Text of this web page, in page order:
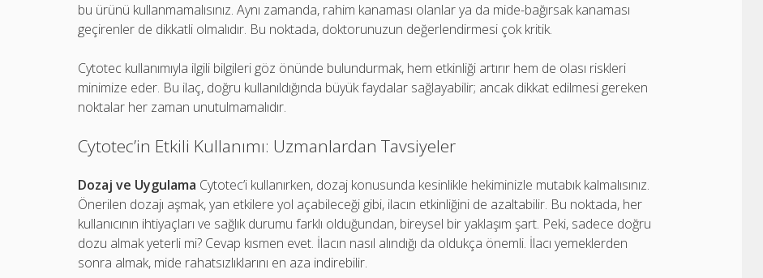
bu ürünü kullanmamalısınız. Aynı zamanda, rahim kanaması olanlar ya da mide-bağırsak kanaması
geçirenler de dikkatli olmalıdır. Bu noktada, doktorunuzun değerlendirmesi çok kritik.
Cytotec kullanımıyla ilgili bilgileri göz önünde bulundurmak, hem etkinliği artırır hem de olası riskleri
minimize eder. Bu ilaç, doğru kullanıldığında büyük faydalar sağlayabilir; ancak dikkat edilmesi gereken
noktalar her zaman unutulmamalıdır.
Cytotec’in Etkili Kullanımı: Uzmanlardan Tavsiyeler
Dozaj ve Uygulama Cytotec’i kullanırken, dozaj konusunda kesinlikle hekiminizle mutabık kalmalısınız.
Önerilen dozajı aşmak, yan etkilere yol açabileceği gibi, ilacın etkinliğini de azaltabilir. Bu noktada, her
kullanıcının ihtiyaçları ve sağlık durumu farklı olduğundan, bireysel bir yaklaşım şart. Peki, sadece doğru
dozu almak yeterli mi? Cevap kısmen evet. İlacın nasıl alındığı da oldukça önemli. İlacı yemeklerden
sonra almak, mide rahatsızlıklarını en aza indirebilir.